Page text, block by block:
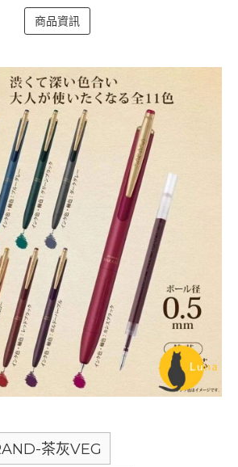
商品資訊
茶灰VEG